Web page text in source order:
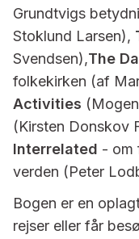
Grundtvigs
Stoklund Larsen),
Svendsen),The
folkekirken (af
Activities
(Kirsten Donskov
Interrelated - om
verden (Peter
Bogen er en
rejser eller får